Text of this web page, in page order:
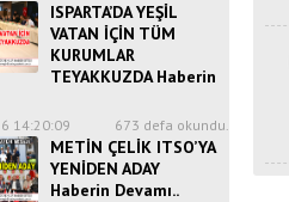
ISPARTA’DA YEŞİL
VATAN İÇİN TÜM
KURUMLAR
TEYAKKUZDA Haberin
14:20:09 673 defa okundu.
METİN ÇELİK ITSO’YA
YENİDEN ADAY
Haberin Devamı..